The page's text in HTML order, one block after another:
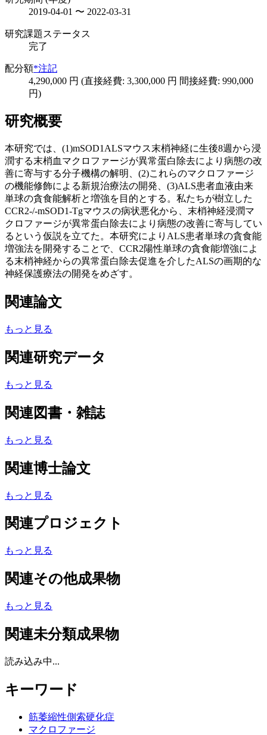
2019-04-01 〜 2022-03-31
研究課題ステータス
完了
配分額*注記
4,290,000 円 (直接経費: 3,300,000 円 間接経費: 990,000
円)
研究概要
本研究では、(1)mSOD1ALSマウス末梢神経に生後8週から浸
潤する末梢血マクロファージが異常蛋白除去により病態の改
善に寄与する分子機構の解明、(2)これらのマクロファージ
の機能修飾による新規治療法の開発、(3)ALS患者血液由来
単球の貪食能解析と増強を目的とする。私たちが樹立した
CCR2-/-mSOD1-Tgマウスの病状悪化から、末梢神経浸潤マ
クロファージが異常蛋白除去により病態の改善に寄与してい
るという仮説を立てた。本研究によりALS患者単球の貪食能
増強法を開発することで、CCR2陽性単球の貪食能増強によ
る末梢神経からの異常蛋白除去促進を介したALSの画期的な
神経保護療法の開発をめざす。
関連論文
もっと見る
関連研究データ
もっと見る
関連図書・雑誌
もっと見る
関連博士論文
もっと見る
関連プロジェクト
もっと見る
関連その他成果物
もっと見る
関連未分類成果物
読み込み中...
キーワード
筋萎縮性側索硬化症
マクロファージ